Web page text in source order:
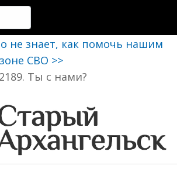
не знает, как помочь нашим
СВО >>
Ты с нами?